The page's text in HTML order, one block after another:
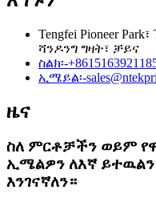
Tengfei Pioneer
ሻንዶንግ ግዛት፣ ቻይና
ስልክ፡-
ኢሜይል፡-
ዜና
ስለ ምርቶቻችን ወይም
ኢሜልዎን ለእኛ ይተዉልን
እንገናኛለን።